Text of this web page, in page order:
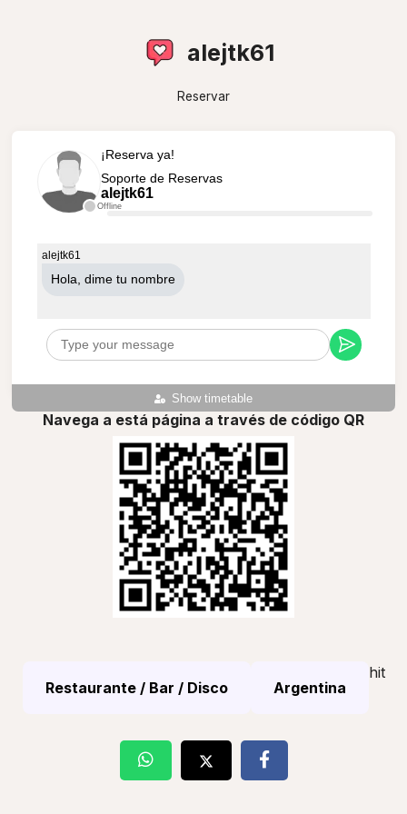
alejtk61
Reservar
Offline
¡Reserva ya!
Soporte de Reservas
alejtk61
Show timetable
alejtk61
Hola, dime tu nombre
Navega a está página a través de código QR
Restaurante / Bar / Disco Argentina
hit